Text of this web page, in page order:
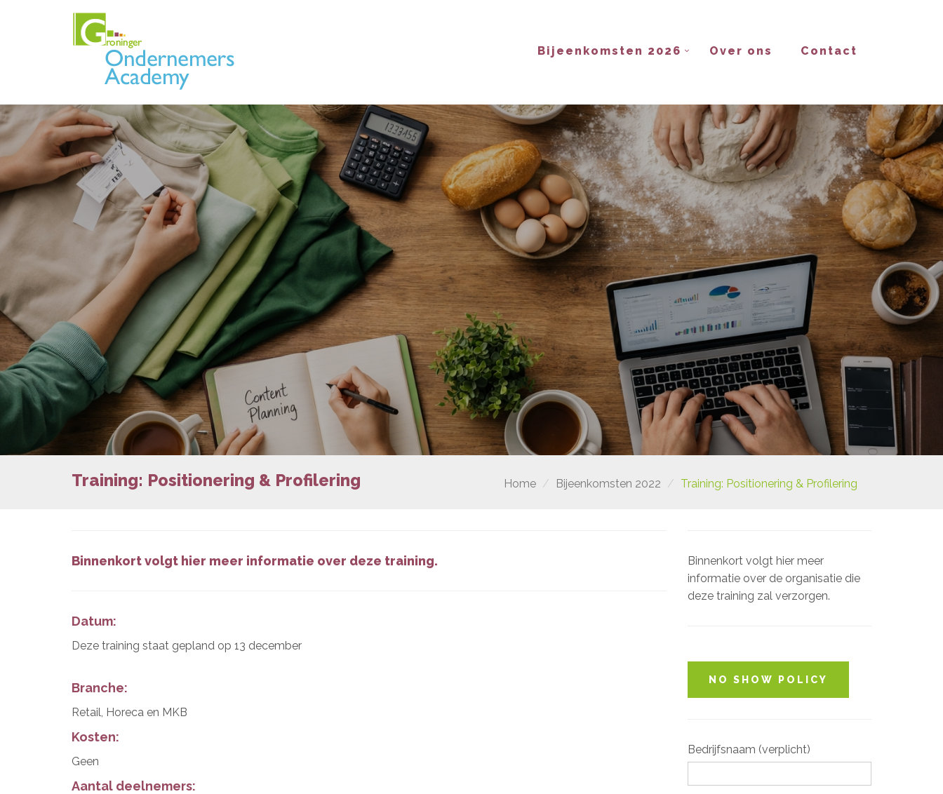
Bijeenkomsten 2026 Over ons Contact
Training: Positionering & Profilering Home Bijeenkomsten 2022 Training: Positionering & Profilering
Binnenkort volgt hier meer informatie over deze training.
Datum:
Deze training staat gepland op 13 december
Branche:
Retail, Horeca en MKB
Kosten:
Geen
Aantal deelnemers:
Binnenkort volgt hier meer
informatie over de organisatie die
deze training zal verzorgen.
NO SHOW POLICY
Bedrijfsnaam (verplicht)